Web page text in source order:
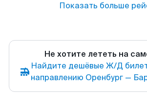
Показать больше
Не хотите лететь на
Найдите дешёвые Ж/Д
направлению Оренбург —